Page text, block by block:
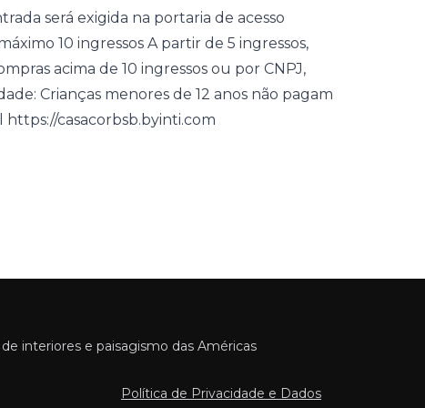
será exigida na portaria de acesso
10 ingressos A partir de 5 ingressos,
acima de 10 ingressos ou por CNPJ,
Crianças menores de 12 anos não pagam
https://casacorbsb.byinti.com
interiores e paisagismo das Américas
Política de Privacidade e Dados